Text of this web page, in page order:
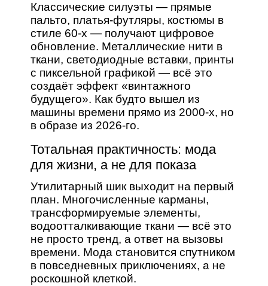
Классические силуэты — прямые
пальто, платья-футляры, костюмы в
стиле 60-х — получают цифровое
обновление. Металлические нити в
ткани, светодиодные вставки, принты
с пиксельной графикой — всё это
создаёт эффект «винтажного
будущего». Как будто вышел из
машины времени прямо из 2000-х, но
в образе из 2026-го.
Тотальная практичность: мода
для жизни, а не для показа
Утилитарный шик выходит на первый
план. Многочисленные карманы,
трансформируемые элементы,
водоотталкивающие ткани — всё это
не просто тренд, а ответ на вызовы
времени. Мода становится спутником
в повседневных приключениях, а не
роскошной клеткой.